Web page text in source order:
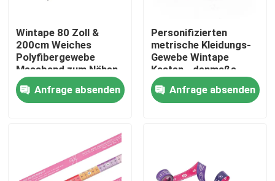
Haus
Über uns
Wintape 80 Zoll &
200cm Weiches
Polyfibergewebe
Messband zum Nähen
von Stoffen &
Gewichtsverlust
Medizinisches
Anfrage absenden
Personifizierten
metrische Kleidungs-
Gewebe Wintape
Kasten-, denmaße
Machthaber sprengen,
Druckband-Planum-
flexible
Anfrage absenden